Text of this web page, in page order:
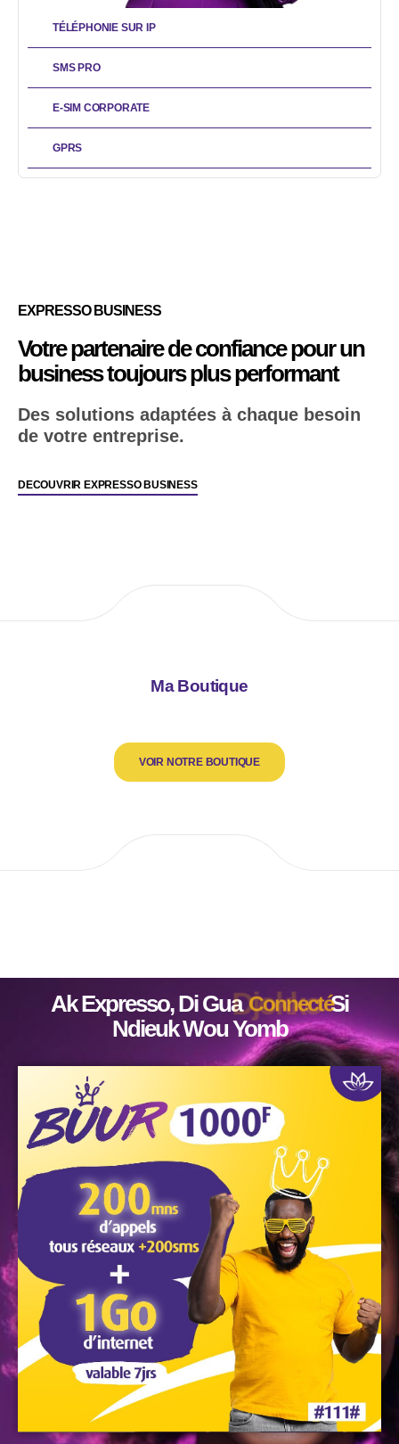
TÉLÉPHONIE SUR IP
SMS PRO
E-SIM CORPORATE
GPRS
EXPRESSO BUSINESS
Votre partenaire de confiance pour un
business toujours plus performant
Des solutions adaptées à chaque besoin
de votre entreprise.
DECOUVRIR EXPRESSO BUSINESS
Ma Boutique
VOIR NOTRE BOUTIQUE
Ak Expresso, Di GuaDjokkoSi Ndieuk
Wou Yomb